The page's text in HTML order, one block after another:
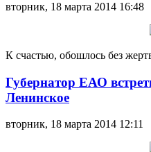
вторник, 18 марта 2014 16:48
К счастью, обошлось без
Губернатор ЕАО
Ленинское
вторник, 18 марта 2014 12:11